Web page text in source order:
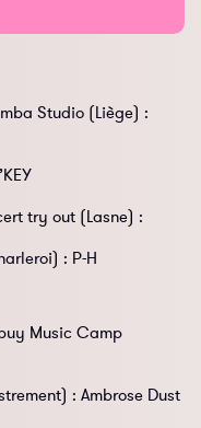
Studio (Liège) :
try out (Lasne) :
: P-H
Music Camp
: Ambrose Dust